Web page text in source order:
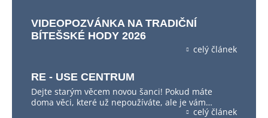
VIDEOPOZVÁNKA NA TRADIČNÍ
BÍTEŠSKÉ HODY 2026
celý článek
RE - USE CENTRUM
Dejte starým věcem novou šanci! Pokud máte
doma věci, které už nepoužíváte, ale je vám…
celý článek